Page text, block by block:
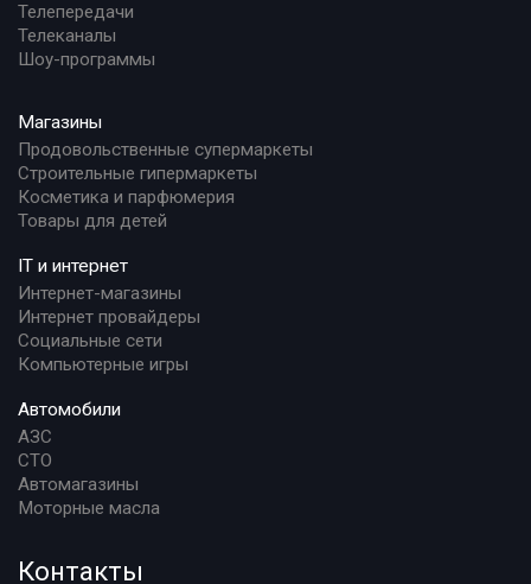
Телепередачи
Телеканалы
Шоу-программы
Магазины
Продовольственные супермаркеты
Строительные гипермаркеты
Косметика и парфюмерия
Товары для детей
IT и интернет
Интернет-магазины
Интернет провайдеры
Социальные сети
Компьютерные игры
Автомобили
АЗС
СТО
Автомагазины
Моторные масла
Контакты